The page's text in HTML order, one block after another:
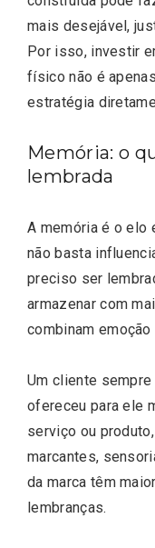
mais desejável,
Por isso, investir
físico não é
estratégia
Memória: o
lembrada
A memória é o elo
não basta
preciso ser
armazenar com
combinam
Um cliente
ofereceu para ele
serviço ou
marcantes,
da marca têm
lembranças.